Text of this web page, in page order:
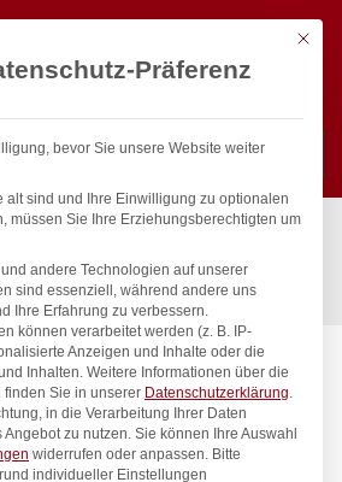
Suchen
& Gastro Geräte für Profis
1/2″ Ø 20mm 3/4″ ÜM
Mit
Präferenz
bevor Sie unsere Website weiter
alt sind und Ihre Einwilligung zu optionalen
müssen Sie Ihre Erziehungsberechtigten um
andere Technologien auf unserer
sind essenziell, während andere uns
Ihre Erfahrung zu verbessern.
können verarbeitet werden (z. B. IP-
Anzeigen und Inhalte oder die
Inhalten. Weitere Informationen über die
finden Sie in unserer Datenschutzerklärung.
in die Verarbeitung Ihrer Daten
zu nutzen. Sie können Ihre Auswahl
widerrufen oder anpassen. Bitte
individueller Einstellungen